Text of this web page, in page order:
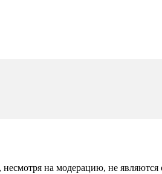
на модерацию, не